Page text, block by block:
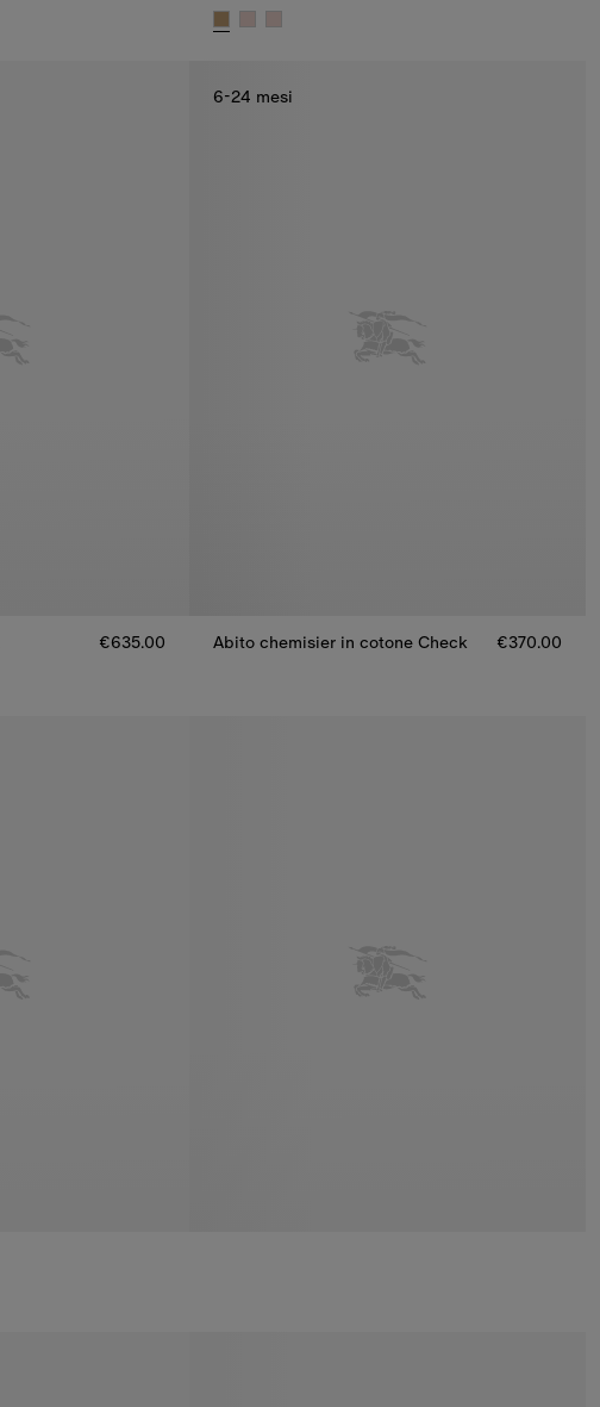
€635.00
6-24 mesi
Abito chemisier in cotone Check
€370.00